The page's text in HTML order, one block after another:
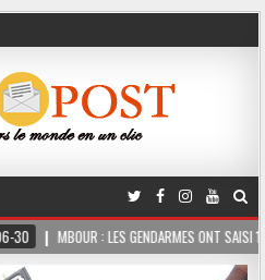
MBOUR : LES GENDARMES ONT SAISI 10 KG DE